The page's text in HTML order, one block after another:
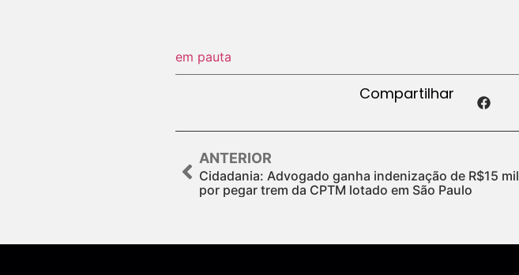
em pauta
Compartilhar
ANTERIOR
Cidadania: Advogado ganha indenização de R$15 mil
por pegar trem da CPTM lotado em São Paulo